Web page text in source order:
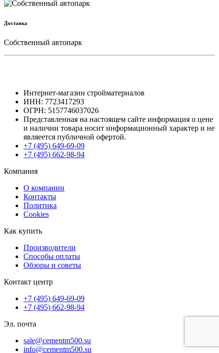
Доставка
Собственный автопарк
Интернет-магазин стройматериалов
ИНН: 7723417293
ОГРН: 5157746037026
Представленная на настоящем сайте информация о цене
и наличии товара носит информационный характер и не
являеется публичной офертой.
+7 (495) 649-69-09
+7 (495) 662-98-94
Компания
О компании
Контакты
Политика
Cookies
Как купить
Производители
Способы оплаты
Обзоры и советы
Контакт центр
+7 (495) 649-69-09
+7 (495) 662-98-94
Эл. почта
sale@cementm500.su
info@cementm500.su